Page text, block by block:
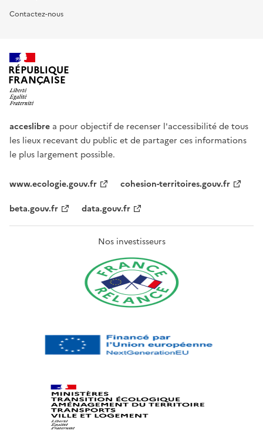
Contactez-nous
RÉPUBLIQUE
FRANÇAISE
acceslibre a pour objectif de recenser l'accessibilité de tous
les lieux recevant du public et de partager ces informations
le plus largement possible.
www.ecologie.gouv.fr
cohesion-territoires.gouv.fr
beta.gouv.fr
data.gouv.fr
Nos investisseurs